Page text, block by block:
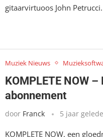
gitaarvirtuoos John
Muziek Nieuws
KOMPLETE NOW
abonnement
door Franck 5 jaar
KOMPLETE NOW, een